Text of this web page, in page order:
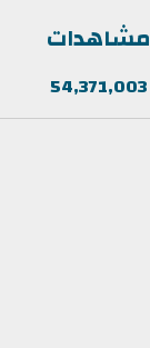
مشاهدات
54,371,003